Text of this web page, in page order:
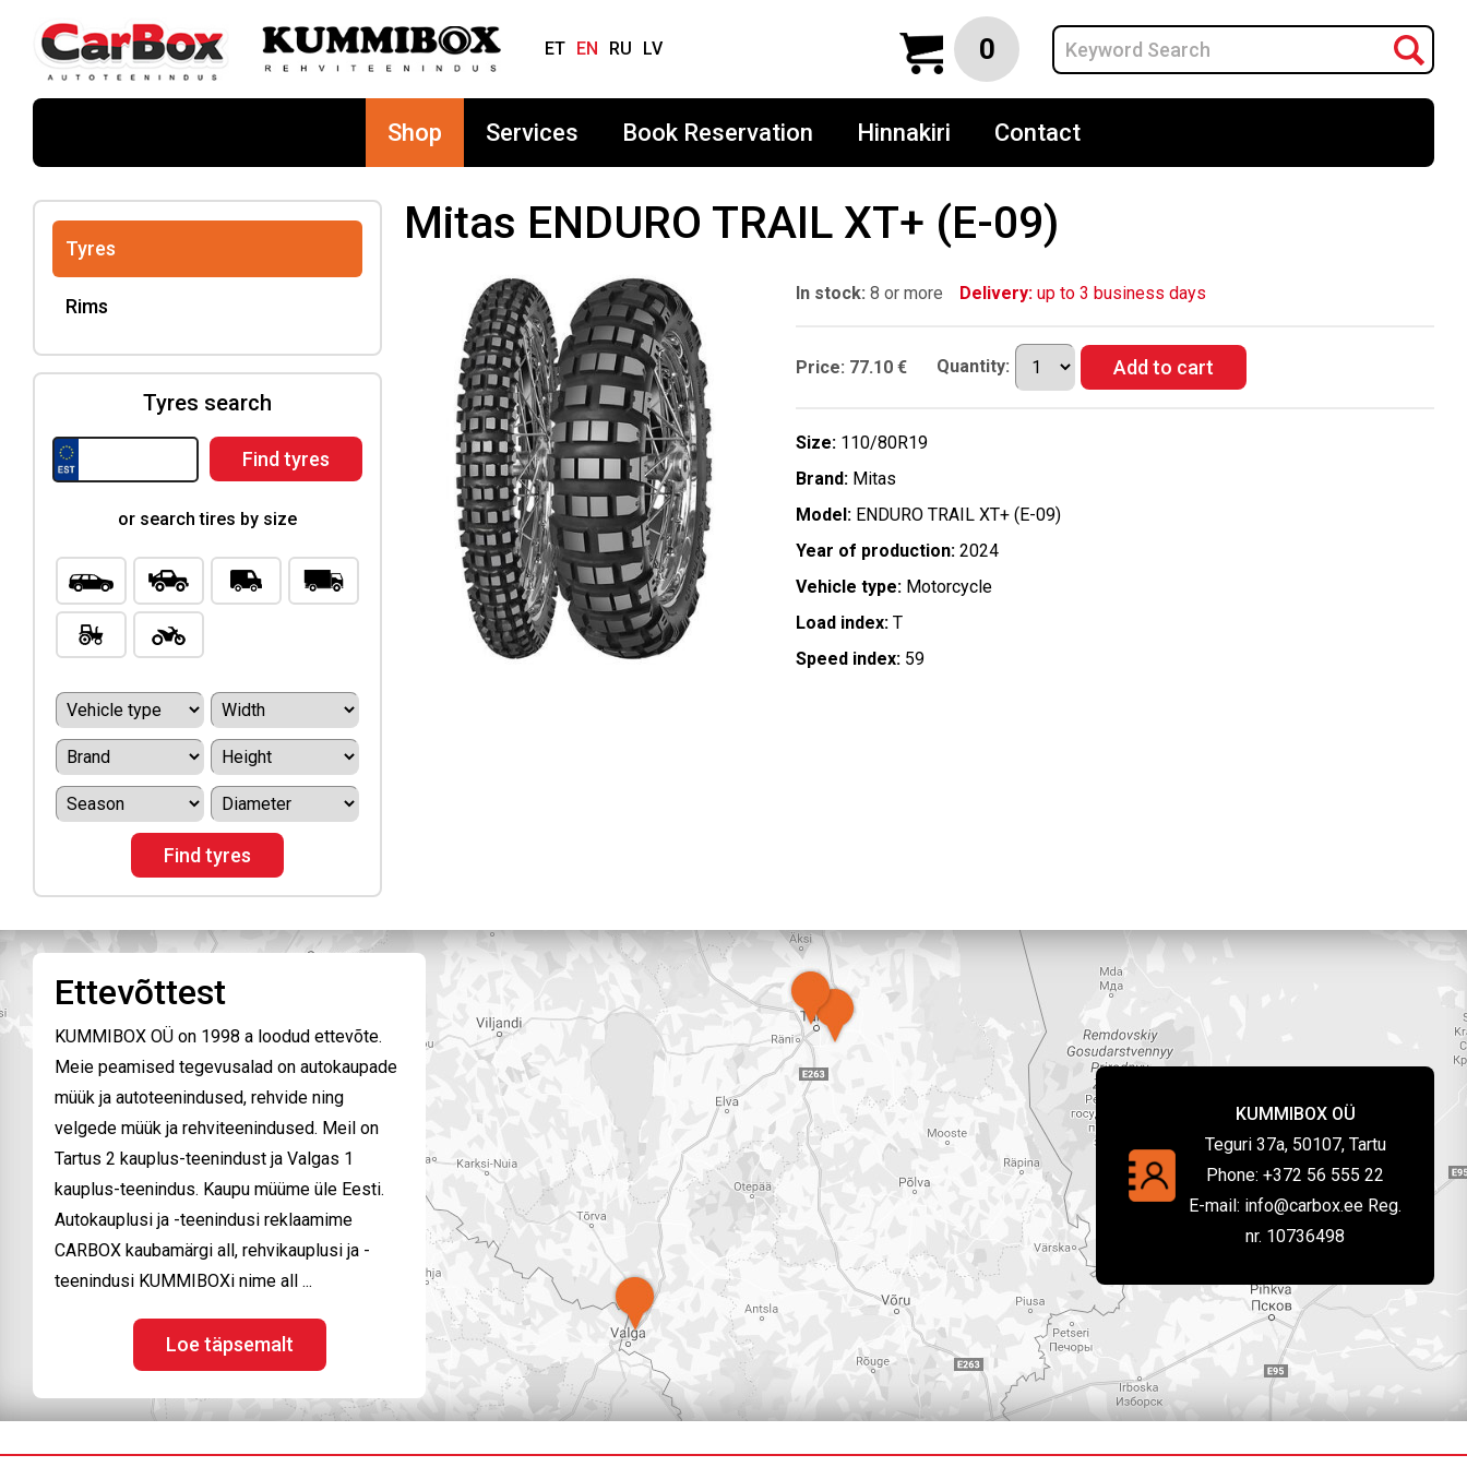
ET EN RU LV 0
Shop Services Book Reservation Hinnakiri Contact
Tyres
Rims
Tyres search
or search tires by size
Mitas ENDURO TRAIL XT+ (E-09)
In stock: 8 or more Delivery:up to 3 business days
Price: 77.10 € Quantity:
Size:110/80R19
Brand:Mitas
Model:ENDURO TRAIL XT+ (E-09)
Year of production:2024
Vehicle type:Motorcycle
Load index:T
Speed index:59
Ettevõttest
KUMMIBOX OÜ on 1998 a loodud ettevõte.
Meie peamised tegevusalad on autokaupade
müük ja autoteenindused, rehvide ning
velgede müük ja rehviteenindused. Meil on
Tartus 2 kauplus-teenindust ja Valgas 1
kauplus-teenindus. Kaupu müüme üle Eesti.
Autokauplusi ja -teenindusi reklaamime
CARBOX kaubamärgi all, rehvikauplusi ja -
teenindusi KUMMIBOXi nime all ...
Loe täpsemalt
KUMMIBOX OÜ
Teguri 37a, 50107, Tartu
Phone: +372 56 555 22
E-mail: info@carbox.ee Reg.
nr. 10736498